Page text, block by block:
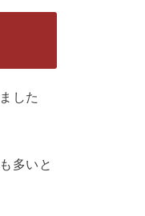
した
多いと